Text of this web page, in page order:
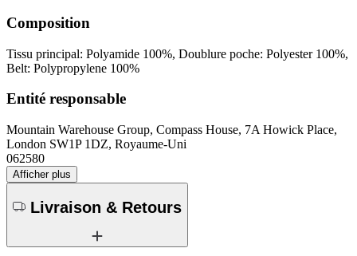
Composition
Tissu principal: Polyamide 100%, Doublure poche: Polyester 100%,
Belt: Polypropylene 100%
Entité responsable
Mountain Warehouse Group, Compass House, 7A Howick Place,
London SW1P 1DZ, Royaume-Uni
062580
Afficher plus
Livraison & Retours